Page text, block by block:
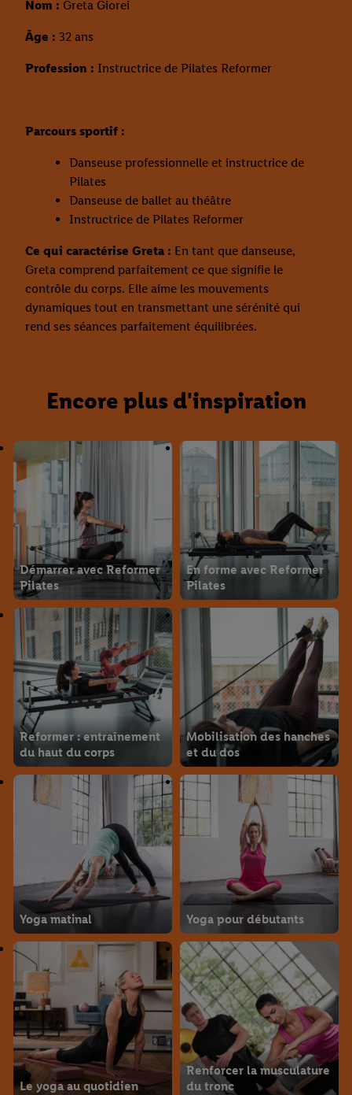
Nom : Greta Giorei
Âge : 32 ans
Profession : Instructrice de Pilates Reformer
Parcours sportif :
Danseuse professionnelle et instructrice de
Pilates
Danseuse de ballet au théâtre
Instructrice de Pilates Reformer
Ce qui caractérise Greta : En tant que danseuse,
Greta comprend parfaitement ce que signifie le
contrôle du corps. Elle aime les mouvements
dynamiques tout en transmettant une sérénité qui
rend ses séances parfaitement équilibrées.
Encore plus d'inspiration
Démarrer avec Reformer
Pilates
En forme avec Reformer
Pilates
Reformer : entraînement
du haut du corps
Mobilisation des hanches
et du dos
Yoga matinal Yoga pour débutants
Le yoga au quotidien
Renforcer la musculature
du tronc